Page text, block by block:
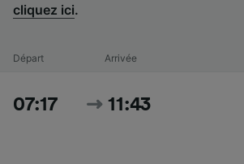
cliquez ici.
Départ Arrivée
07:17 11:43